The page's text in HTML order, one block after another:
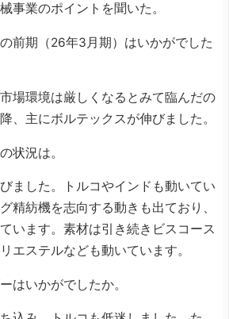
事業のポイントを聞いた。
期（26年3月期）はいかがでした
場環境は厳しくなるとみて臨んだの
、主にボルテックスが伸びました。
況は。
ました。トルコやインドも動いてい
精紡機を志向する動きも出ており、
います。素材は引き続きビスコース
エステルなども動いています。
いかがでしたか。